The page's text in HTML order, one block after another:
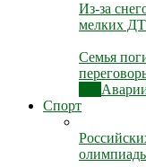
Из-за
мелких
Семья
Спорт